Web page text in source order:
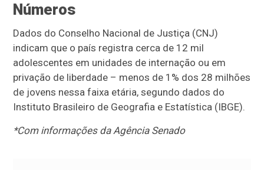
Números
Dados do Conselho Nacional de Justiça (CNJ)
indicam que o país registra cerca de 12 mil
adolescentes em unidades de internação ou em
privação de liberdade – menos de 1% dos 28 milhões
de jovens nessa faixa etária, segundo dados do
Instituto Brasileiro de Geografia e Estatística (IBGE).
*Com informações da Agência Senado